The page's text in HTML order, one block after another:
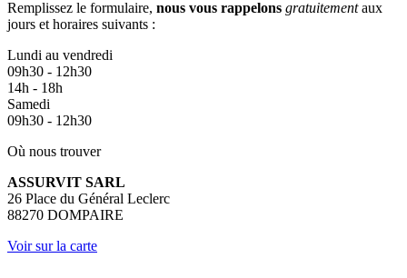
Remplissez le formulaire, nous vous rappelons gratuitementaux
jours et horaires suivants :
Lundi au vendredi
09h30 - 12h30
14h - 18h
Samedi
09h30 - 12h30
Où nous trouver
ASSURVIT SARL
26 Place du Général Leclerc
88270 DOMPAIRE
Voir sur la carte